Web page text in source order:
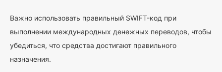
Важно использовать правильный SWIFT-код при
выполнении международных денежных переводов, чтобы
убедиться, что средства достигают правильного
назначения.